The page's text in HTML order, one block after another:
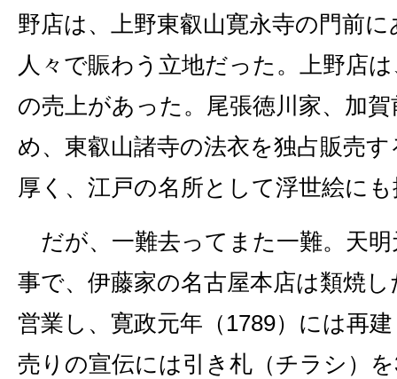
野店は、上野東叡山寛永寺の門前
人々で賑わう立地だった。上野店
の売上があった。尾張徳川家、加
め、東叡山諸寺の法衣を独占販売
厚く、江戸の名所として浮世絵に
だが、一難去ってまた一難。天明
事で、伊藤家の名古屋本店は類焼
営業し、寛政元年（1789）には再
売りの宣伝には引き札（チラシ）